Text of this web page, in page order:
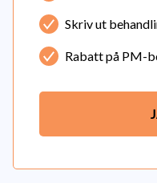
Skriv ut
Rabatt på PM-